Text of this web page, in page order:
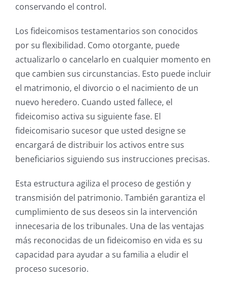
conservando el control.
Los fideicomisos testamentarios son conocidos
por su flexibilidad. Como otorgante, puede
actualizarlo o cancelarlo en cualquier momento en
que cambien sus circunstancias. Esto puede incluir
el matrimonio, el divorcio o el nacimiento de un
nuevo heredero. Cuando usted fallece, el
fideicomiso activa su siguiente fase. El
fideicomisario sucesor que usted designe se
encargará de distribuir los activos entre sus
beneficiarios siguiendo sus instrucciones precisas.
Esta estructura agiliza el proceso de gestión y
transmisión del patrimonio. También garantiza el
cumplimiento de sus deseos sin la intervención
innecesaria de los tribunales. Una de las ventajas
más reconocidas de un fideicomiso en vida es su
capacidad para ayudar a su familia a eludir el
proceso sucesorio.